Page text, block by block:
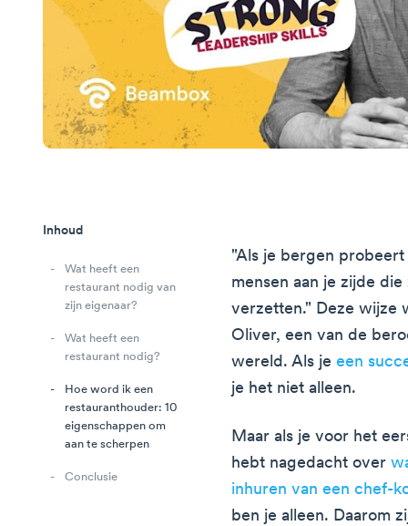
Inhoud
Wat heeft een
restaurant nodig van
zijn eigenaar?
Wat heeft een
restaurant nodig?
Hoe word ik een
restauranthouder: 10
eigenschappen om
aan te scherpen
Conclusie
"Als je bergen
mensen aan je zijde
verzetten." Deze wijze
Oliver, een van de
wereld. Als jeeen
je het niet alleen.
Maar als je voor het
hebt nagedacht over
inhuren van een chef-
ben je alleen. Daarom